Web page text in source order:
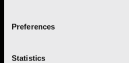
Preferences
Statistics
O.S.C.A. MT6